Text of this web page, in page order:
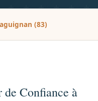
(83)
Confiance à